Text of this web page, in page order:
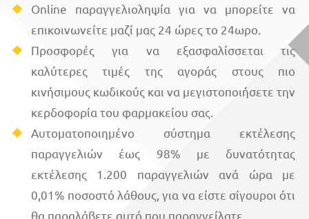
Online παραγγελιοληψία για να μπορείτε να
επικοινωνείτε μαζί μας 24 ώρες το 24ωρο.
Προσφορές για να εξασφαλίσσεται τις
καλύτερες τιμές της αγοράς στους πιο
κινήσιμους κωδικούς και να μεγιστοποιήσετε την
κερδοφορία του φαρμακείου σας.
Αυτοματοποιημένο σύστημα εκτέλεσης
παραγγελιών έως 98% με δυνατότητας
εκτέλεσης 1.200 παραγγελιών ανά ώρα με
0,01% ποσοστό λάθους, για να είστε σίγουροι ότι
θα παραλάβετε αυτό που παραγγείλατε.